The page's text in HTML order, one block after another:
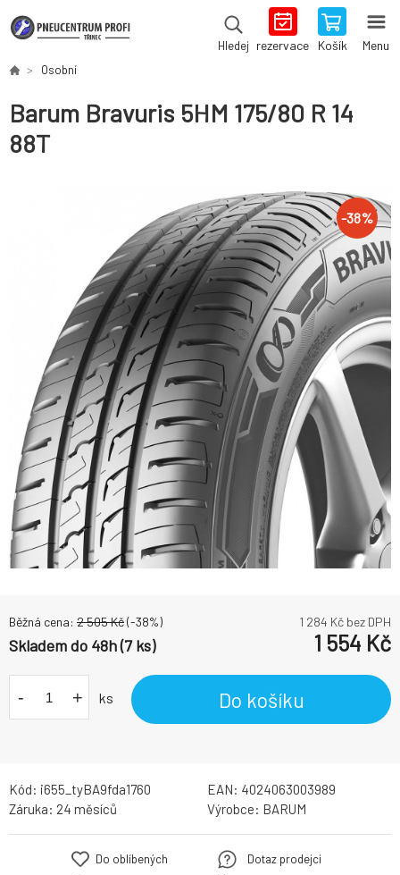
Hledej rezervace Košík Menu
Osobní
Barum Bravuris 5HM 175/80 R 14
88T
-38%
Běžná cena: 2 505Kč(-38%) 1 284 Kč bez DPH
Skladem do 48h (7 ks) 1 554 Kč
- + ks Do košíku
Kód: i655_tyBA9fda1760 EAN: 4024063003989
Záruka: 24 měsíců Výrobce: BARUM
Do oblíbených
Dotaz prodejci